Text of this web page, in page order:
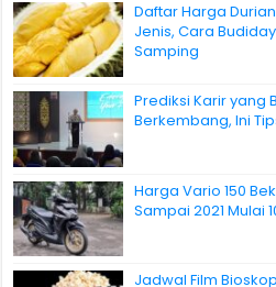
Daftar Harga
Jenis, Cara
Samping
Prediksi Karir yang
Berkembang, Ini
Harga Vario 150
Sampai 2021 Mulai
Jadwal Film